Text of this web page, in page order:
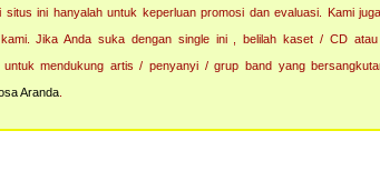
situs ini hanyalah untuk keperluan promosi dan evaluasi. Kami
Jika Anda suka dengan single ini , belilah kaset / CD atau
untuk mendukung artis / penyanyi / grup band yang
Aranda